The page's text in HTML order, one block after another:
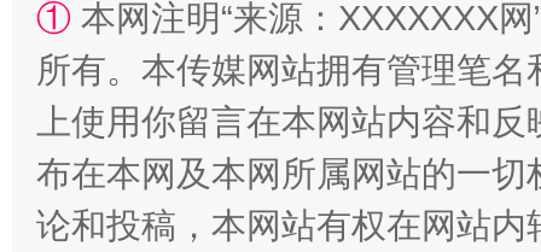
① 本网注明“来源：XXXXXXX
所有。本传媒网站拥有管理笔
上使用你留言在本网站内容和
布在本网及本网所属网站的一
论和投稿，本网站有权在网站